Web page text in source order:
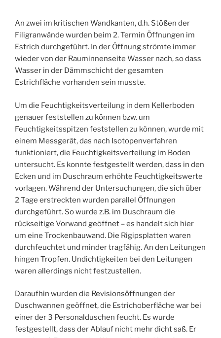
An zwei im kritischen Wandkanten, d.h. Stößen der
Filigranwände wurden beim 2. Termin Öffnungen im
Estrich durchgeführt. In der Öffnung strömte immer
wieder von der Rauminnenseite Wasser nach, so dass
Wasser in der Dämmschicht der gesamten
Estrichfläche vorhanden sein musste.
Um die Feuchtigkeitsverteilung in dem Kellerboden
genauer feststellen zu können bzw. um
Feuchtigkeitsspitzen feststellen zu können, wurde mit
einem Messgerät, das nach Isotopenverfahren
funktioniert, die Feuchtigkeitsverteilung im Boden
untersucht. Es konnte festgestellt werden, dass in den
Ecken und im Duschraum erhöhte Feuchtigkeitswerte
vorlagen. Während der Untersuchungen, die sich über
2 Tage erstreckten wurden parallel Öffnungen
durchgeführt. So wurde z.B. im Duschraum die
rückseitige Vorwand geöffnet – es handelt sich hier
um eine Trockenbauwand. Die Rigipsplatten waren
durchfeuchtet und minder tragfähig. An den Leitungen
hingen Tropfen. Undichtigkeiten bei den Leitungen
waren allerdings nicht festzustellen.
Daraufhin wurden die Revisionsöffnungen der
Duschwannen geöffnet, die Estrichoberfläche war bei
einer der 3 Personalduschen feucht. Es wurde
festgestellt, dass der Ablauf nicht mehr dicht saß. Er